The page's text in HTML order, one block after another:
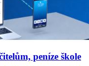
peníze škole